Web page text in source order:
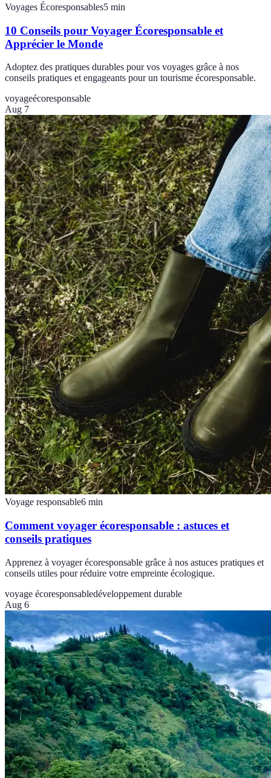
Voyages Écoresponsables5 min
10 Conseils pour Voyager Écoresponsable et
Apprécier le Monde
Adoptez des pratiques durables pour vos voyages grâce à nos
conseils pratiques et engageants pour un tourisme écoresponsable.
voyageécoresponsable
Aug 7
Voyage responsable6 min
Comment voyager écoresponsable : astuces et
conseils pratiques
Apprenez à voyager écoresponsable grâce à nos astuces pratiques et
conseils utiles pour réduire votre empreinte écologique.
voyage écoresponsabledéveloppement durable
Aug 6